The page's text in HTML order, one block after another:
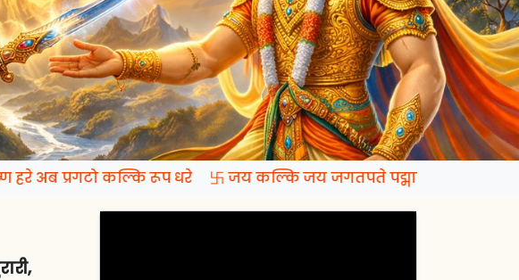
अब प्रगटो कल्कि रूप धरे 卐 जय कल्कि जय जगतपते पद्मापति जय रमापते